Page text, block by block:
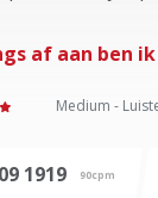
af aan ben
Medium -
1919 90cpm